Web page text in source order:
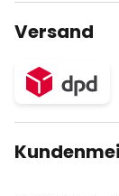
Versand